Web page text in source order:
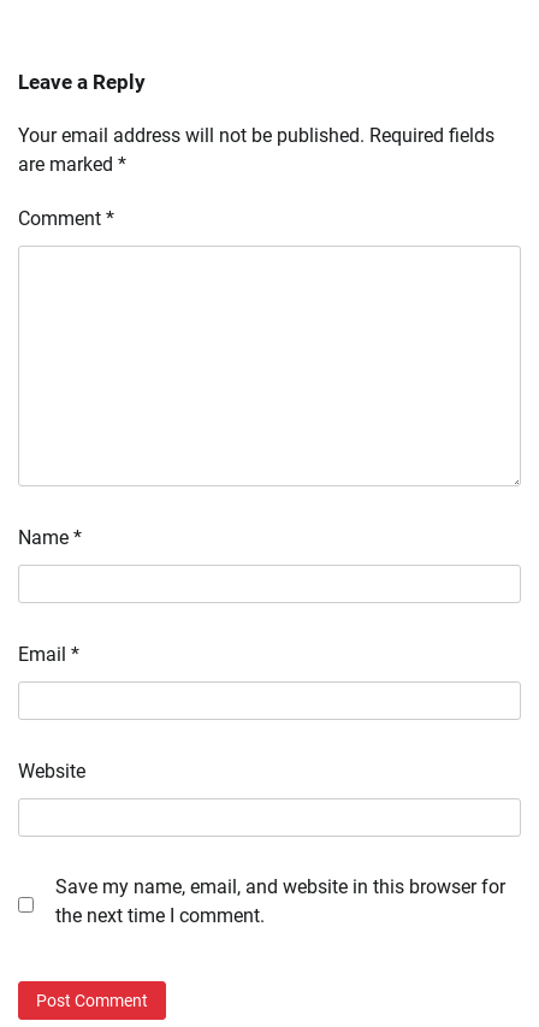
Leave a Reply
Your email address will not be published. Required fields
are marked *
Comment *
Name *
Email *
Website
Save my name, email, and website in this browser for
the next time I comment.